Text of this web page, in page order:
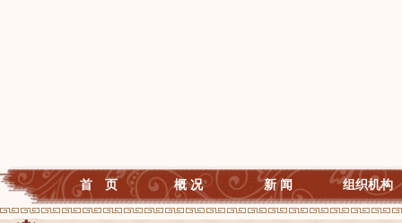
首 页 概 况 新 闻 组织机构